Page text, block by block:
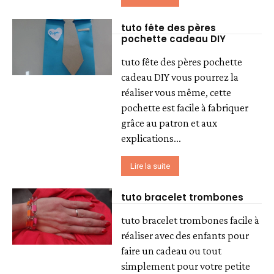
tuto fête des pères
pochette cadeau DIY
tuto fête des pères pochette
cadeau DIY vous pourrez la
réaliser vous même, cette
pochette est facile à fabriquer
grâce au patron et aux
explications...
Lire la suite
tuto bracelet trombones
tuto bracelet trombones facile à
réaliser avec des enfants pour
faire un cadeau ou tout
simplement pour votre petite